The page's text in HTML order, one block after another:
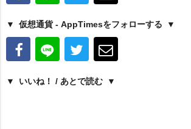
仮想通貨 - AppTimesをフォローする
いいね！ / あとで読む